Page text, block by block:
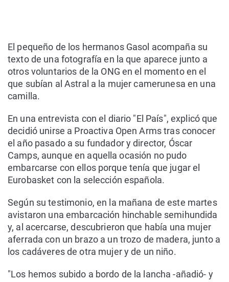
El pequeño de los hermanos Gasol acompaña su
texto de una fotografía en la que aparece junto a
otros voluntarios de la ONG en el momento en el
que subían al Astral a la mujer camerunesa en una
camilla.
En una entrevista con el diario "El País", explicó que
decidió unirse a Proactiva Open Arms tras conocer
el año pasado a su fundador y director, Óscar
Camps, aunque en aquella ocasión no pudo
embarcarse con ellos porque tenía que jugar el
Eurobasket con la selección española.
Según su testimonio, en la mañana de este martes
avistaron una embarcación hinchable semihundida
y, al acercarse, descubrieron que había una mujer
aferrada con un brazo a un trozo de madera, junto a
los cadáveres de otra mujer y de un niño.
"Los hemos subido a bordo de la lancha -añadió- y